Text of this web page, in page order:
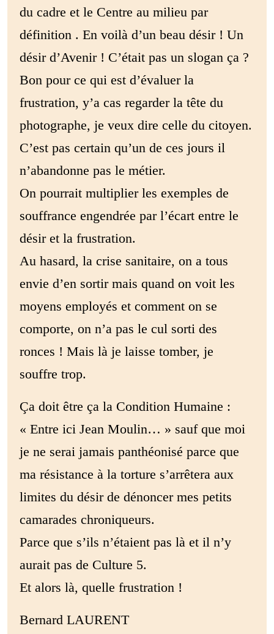
du cadre et le Centre au milieu par
définition . En voilà d’un beau désir ! Un
désir d’Avenir ! C’était pas un slogan ça ?
Bon pour ce qui est d’évaluer la
frustration, y’a cas regarder la tête du
photographe, je veux dire celle du citoyen.
C’est pas certain qu’un de ces jours il
n’abandonne pas le métier.
On pourrait multiplier les exemples de
souffrance engendrée par l’écart entre le
désir et la frustration.
Au hasard, la crise sanitaire, on a tous
envie d’en sortir mais quand on voit les
moyens employés et comment on se
comporte, on n’a pas le cul sorti des
ronces ! Mais là je laisse tomber, je
souffre trop.
Ça doit être ça la Condition Humaine :
« Entre ici Jean Moulin… » sauf que moi
je ne serai jamais panthéonisé parce que
ma résistance à la torture s’arrêtera aux
limites du désir de dénoncer mes petits
camarades chroniqueurs.
Parce que s’ils n’étaient pas là et il n’y
aurait pas de Culture 5.
Et alors là, quelle frustration !
Bernard LAURENT